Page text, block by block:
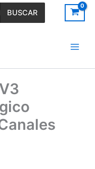
BUSCAR